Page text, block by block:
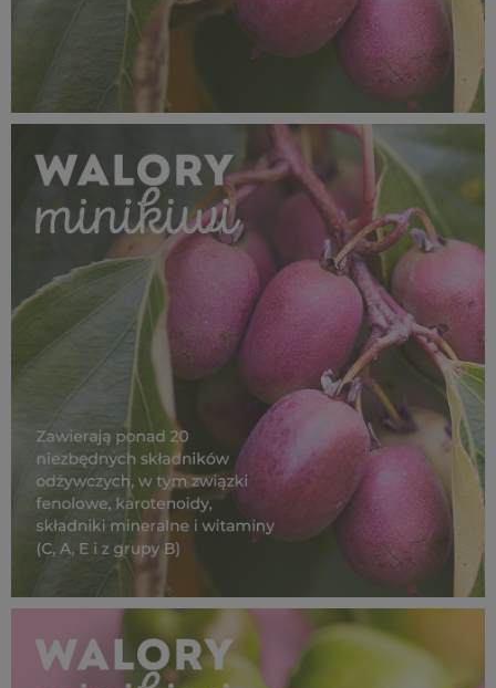
SUPEROWOCE Minikiwi (19).jpg
141 KB
SUPEROWOCE Minikiwi (18).jpg
823 KB